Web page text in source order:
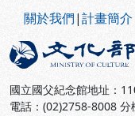
關於我們|計畫簡介
國立國父紀念館地址：
電話：(02)2758-8008 分